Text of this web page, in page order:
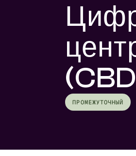
ПРОМЕЖУТОЧНЫЙ